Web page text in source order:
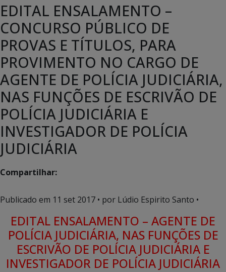
EDITAL ENSALAMENTO –
CONCURSO PÚBLICO DE
PROVAS E TÍTULOS, PARA
PROVIMENTO NO CARGO DE
AGENTE DE POLÍCIA JUDICIÁRIA,
NAS FUNÇÕES DE ESCRIVÃO DE
POLÍCIA JUDICIÁRIA E
INVESTIGADOR DE POLÍCIA
JUDICIÁRIA
Compartilhar:
Publicado em 11 set 2017 • por Lúdio Espirito Santo •
EDITAL ENSALAMENTO – AGENTE DE
POLÍCIA JUDICIÁRIA, NAS FUNÇÕES DE
ESCRIVÃO DE POLÍCIA JUDICIÁRIA E
INVESTIGADOR DE POLÍCIA JUDICIÁRIA